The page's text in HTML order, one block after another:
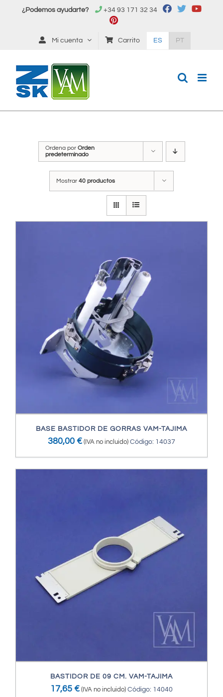
¿Podemos ayudarte? +34 93 171 32 34
Mi cuenta Carrito ES PT
Ordena por Orden
predeterminado
Mostrar 40 productos
BASE BASTIDOR DE GORRAS VAM-TAJIMA
380,00 € (IVA no incluido) Código: 14037
BASTIDOR DE 09 CM. VAM-TAJIMA
17,65 € (IVA no incluido) Código: 14040